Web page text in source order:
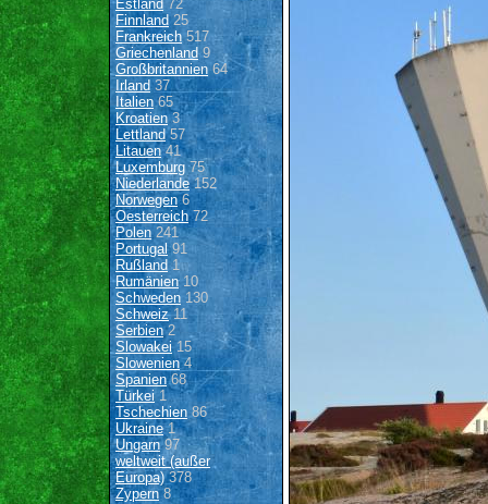
Estland 72
Finnland 25
Frankreich517
Griechenland9
Großbritannien64
Irland 37
Italien65
Kroatien3
Lettland57
Litauen41
Luxemburg 75
Niederlande152
Norwegen6
Oesterreich72
Polen 241
Portugal91
Rußland 1
Rumänien10
Schweden 130
Schweiz11
Serbien2
Slowakei15
Slowenien4
Spanien68
Türkei1
Tschechien 86
Ukraine1
Ungarn97
weltweit (außer
Europa)378
Zypern8